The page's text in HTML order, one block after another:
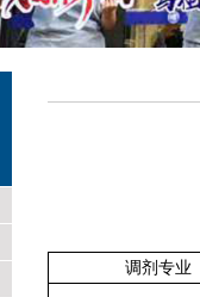
调剂专业